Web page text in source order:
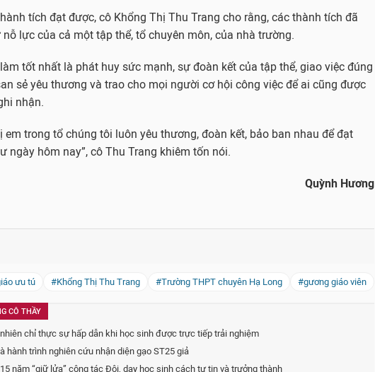
tích đạt được, cô Khổng Thị Thu Trang cho rằng, các thành tích đã
lực của cả một tập thể, tổ chuyên môn, của nhà trường.
tốt nhất là phát huy sức mạnh, sự đoàn kết của tập thể, giao việc đúng
sẻ yêu thương và trao cho mọi người cơ hội công việc để ai cũng được
nhận.
em trong tổ chúng tôi luôn yêu thương, đoàn kết, bảo ban nhau để đạt
ngày hôm nay”, cô Thu Trang khiêm tốn nói.
Quỳnh Hương
ưu tú #Khổng Thị Thu Trang #Trường THPT chuyên Hạ Long #gương giáo viên
CÔ THẦY
chỉ thực sự hấp dẫn khi học sinh được trực tiếp trải nghiệm
hành trình nghiên cứu nhận diện gạo ST25 giả
năm “giữ lửa” công tác Đội, dạy học sinh cách tự tin và trưởng thành